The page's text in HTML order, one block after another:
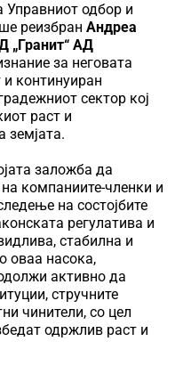
Управниот одбор и
реизбран Андреа
„Гранит“ АД
за неговата
и континуиран
сектор кој
раст и
земјата.
заложба да
компаниите-членки и
на состојбите
регулатива и
стабилна и
оваа насока,
активно да
стручните
чинители, со цел
одржлив раст и